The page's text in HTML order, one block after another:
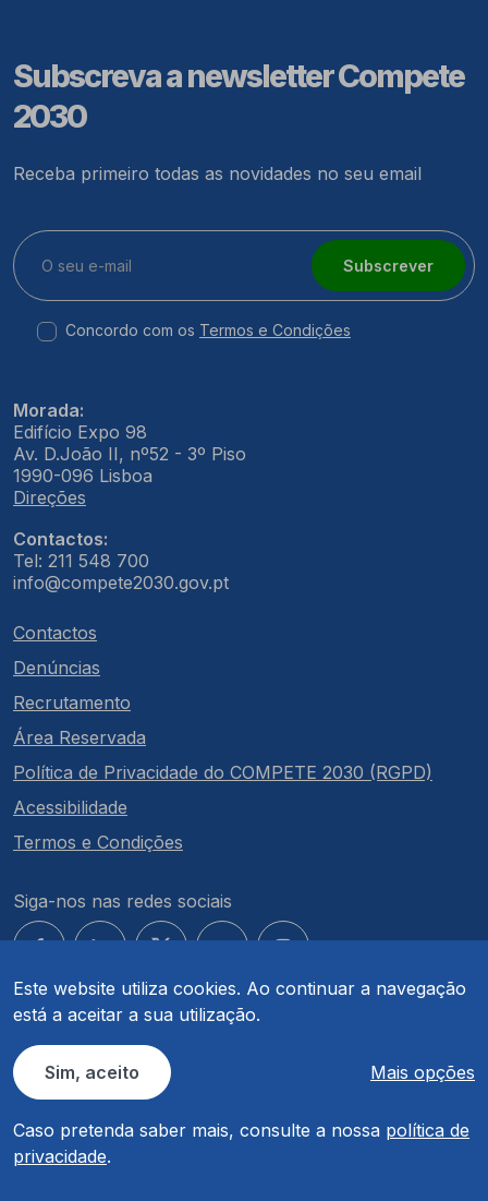
Este website utiliza cookies. Ao continuar a navegação
está a aceitar a sua utilização.
Sim, aceito Mais opções
Caso pretenda saber mais, consulte a nossa política de
privacidade.
Subscreva a newsletter Compete
2030
Receba primeiro todas as novidades no seu email
Subscrever
Concordo com os Termos e Condições
Morada:
Edifício Expo 98
Av. D.João II, nº52 - 3º Piso
1990-096 Lisboa
Direções
Contactos:
Tel: 211 548 700
info@compete2030.gov.pt
Contactos
Denúncias
Recrutamento
Área Reservada
Política de Privacidade do COMPETE 2030 (RGPD)
Acessibilidade
Termos e Condições
Siga-nos nas redes sociais
© COMPETE 2030. Todos os direitos reservados.